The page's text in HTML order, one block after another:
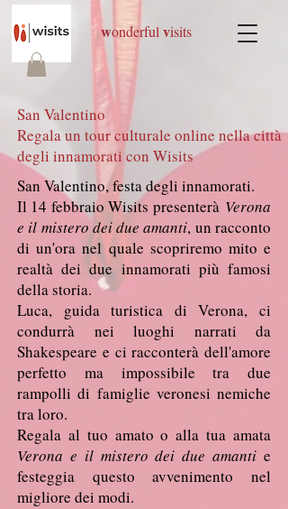
wonderful visits
San Valentino
Regala un tour culturale online nella città
degli innamorati con Wisits
San Valentino, festa degli innamorati.
Il 14 febbraio Wisits presenterà Verona
e il mistero dei due amanti, un racconto
di un'ora nel quale scopriremo mito e
realtà dei due innamorati più famosi
della storia.
Luca, guida turistica di Verona, ci
condurrà nei luoghi narrati da
Shakespeare e ci racconterà dell'amore
perfetto ma impossibile tra due
rampolli di famiglie veronesi nemiche
tra loro.
Regala al tuo amato o alla tua amata
Verona e il mistero dei due amanti e
festeggia questo avvenimento nel
migliore dei modi.